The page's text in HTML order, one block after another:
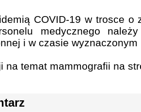
COVID-19 w trosce o
medycznego
i w czasie
na temat mammografii na